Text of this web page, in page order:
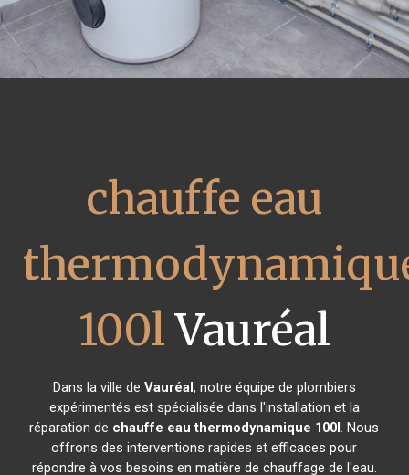
chauffe eau
100lVauréal
Dans la ville de Vauréal, notre équipe de plombiers
expérimentés est spécialisée dans l'installation et la
réparation de chauffe eau thermodynamique 100l. Nous
offrons des interventions rapides et efficaces pour
répondre à vos besoins en matière de chauffage de l'eau.